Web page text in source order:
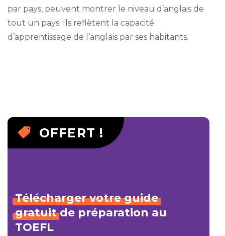
par pays, peuvent montrer le niveau d’anglais de
tout un pays. Ils reflètent la capacité
d’apprentissage de l’anglais par ses habitants.
OFFERT !
Télécharger votre guide
gratuitde préparation au
TOEFL